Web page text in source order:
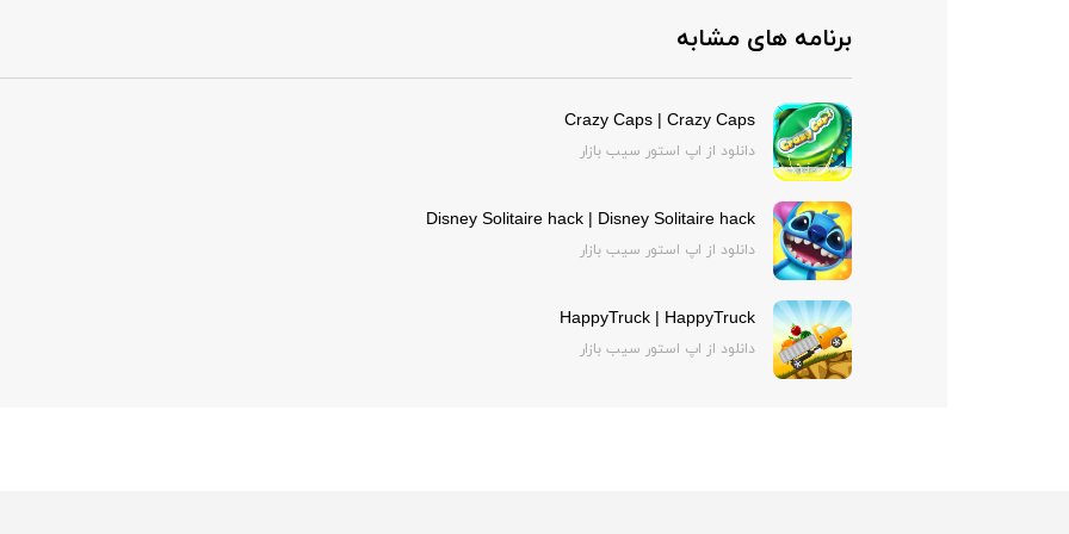
برنامه های مشابه
Crazy Caps | Crazy Caps
دانلود از اپ استور سیب بازار
Disney Solitaire hack | Disney Solitaire hack
دانلود از اپ استور سیب بازار
HappyTruck | HappyTruck
دانلود از اپ استور سیب بازار